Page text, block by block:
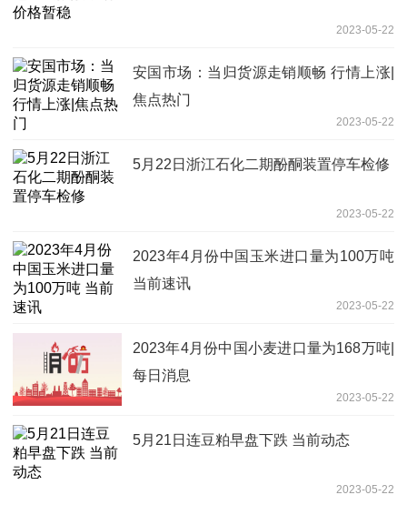
2023-05-22
安国市场：当归货源走销顺畅 行情上涨|
焦点热门
2023-05-22
5月22日浙江石化二期酚酮装置停车检修
2023-05-22
2023年4月份中国玉米进口量为100万吨
当前速讯
2023-05-22
2023年4月份中国小麦进口量为168万吨|
每日消息
2023-05-22
5月21日连豆粕早盘下跌 当前动态
2023-05-22